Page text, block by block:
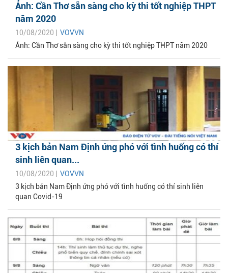
Ảnh: Cần Thơ sẵn sàng cho kỳ thi tốt nghiệp THPT
năm 2020
10/08/2020 | VOVVN
Ảnh: Cần Thơ sẵn sàng cho kỳ thi tốt nghiệp THPT năm 2020
3 kịch bản Nam Định ứng phó với tình huống có thí
sinh liên quan...
10/08/2020 | VOVVN
3 kịch bản Nam Định ứng phó với tình huống có thí sinh liên
quan Covid-19